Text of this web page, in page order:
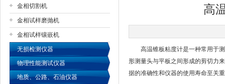
公司名称
金相切割机
金相试样磨抛机
金相试样镶嵌机
无损检测仪器
物理性能测试仪器
地质、公路、石油仪器
高
高温锥板粘度计是一种常用于测
形测量头与平板之间形成的剪切力
据的准确性和仪器的使用寿命至关